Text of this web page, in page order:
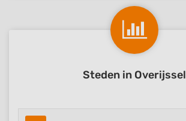
Steden in Overijssel